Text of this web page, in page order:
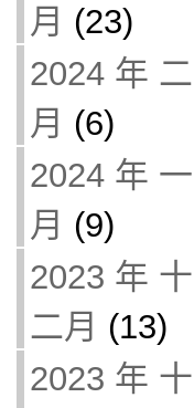
月 (23)
2024 年 二
月 (6)
2024 年 一
月 (9)
2023 年 十
二月 (13)
2023 年 十